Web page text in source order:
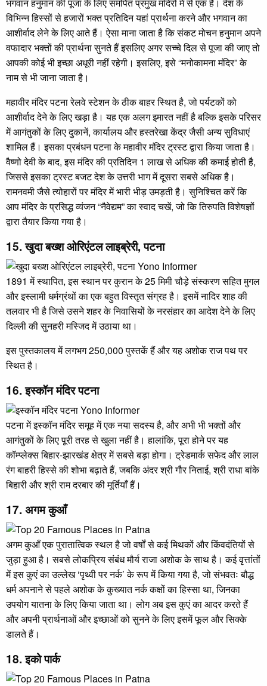
भगवान हनुमान की पूजा के लिए समर्पित प्रमुख मंदिरों में से एक है। देश के
विभिन्न हिस्सों से हजारों भक्त प्रतिदिन यहां प्रार्थना करने और भगवान का
आशीर्वाद लेने के लिए आते हैं। ऐसा माना जाता है कि संकट मोचन हनुमान अपने
वफादार भक्तों की प्रार्थना सुनते हैं इसलिए अगर सच्चे दिल से पूजा की जाए तो
आपकी कोई भी इच्छा अधूरी नहीं रहेगी। इसलिए, इसे “मनोकामना मंदिर” के
नाम से भी जाना जाता है।
महावीर मंदिर पटना रेलवे स्टेशन के ठीक बाहर स्थित है, जो पर्यटकों को
आशीर्वाद देने के लिए खड़ा है। यह एक अलग इमारत नहीं है बल्कि इसके परिसर
में आगंतुकों के लिए दुकानें, कार्यालय और हस्तरेखा केंद्र जैसी अन्य सुविधाएं
शामिल हैं। इसका प्रबंधन पटना के महावीर मंदिर ट्रस्ट द्वारा किया जाता है।
वैष्णो देवी के बाद, इस मंदिर की प्रतिदिन 1 लाख से अधिक की कमाई होती है,
जिससे इसका ट्रस्ट बजट देश के उत्तरी भाग में दूसरा सबसे अधिक है।
रामनवमी जैसे त्योहारों पर मंदिर में भारी भीड़ उमड़ती है। सुनिश्चित करें कि
आप मंदिर के प्रसिद्ध व्यंजन “नैवेद्यम” का स्वाद चखें, जो कि तिरुपति विशेषज्ञों
द्वारा तैयार किया गया है।
15. खुदा बख्श ओरिएंटल लाइब्रेरी, पटना
1891 में स्थापित, इस स्थान पर कुरान के 25 मिमी चौड़े संस्करण सहित मुगल
और इस्लामी धर्मग्रंथों का एक बहुत विस्तृत संग्रह है। इसमें नादिर शाह की
तलवार भी है जिसे उसने शहर के निवासियों के नरसंहार का आदेश देने के लिए
दिल्ली की सुनहरी मस्जिद में उठाया था।
इस पुस्तकालय में लगभग 250,000 पुस्तकें हैं और यह अशोक राज पथ पर
स्थित है।
16. इस्कॉन मंदिर पटना
पटना में इस्कॉन मंदिर समूह में एक नया सदस्य है, और अभी भी भक्तों और
आगंतुकों के लिए पूरी तरह से खुला नहीं है। हालांकि, पूरा होने पर यह
कॉम्प्लेक्स बिहार-झारखंड क्षेत्र में सबसे बड़ा होगा। ट्रेडमार्क सफेद और लाल
रंग बाहरी हिस्से की शोभा बढ़ाते हैं, जबकि अंदर श्री गौर निताई, श्री राधा बांके
बिहारी और श्री राम दरबार की मूर्तियाँ हैं।
17. अगम कुआँ
अगम कुआँ एक पुरातात्विक स्थल है जो वर्षों से कई मिथकों और किंवदंतियों से
जुड़ा हुआ है। सबसे लोकप्रिय संबंध मौर्य राजा अशोक के साथ है। कई वृत्तांतों
में इस कुएं का उल्लेख ‘पृथ्वी पर नर्क’ के रूप में किया गया है, जो संभवतः बौद्ध
धर्म अपनाने से पहले अशोक के कुख्यात नर्क कक्षों का हिस्सा था, जिनका
उपयोग यातना के लिए किया जाता था। लोग अब इस कुएं का आदर करते हैं
और अपनी प्रार्थनाओं और इच्छाओं को सुनने के लिए इसमें फूल और सिक्के
डालते हैं।
18. इको पार्क